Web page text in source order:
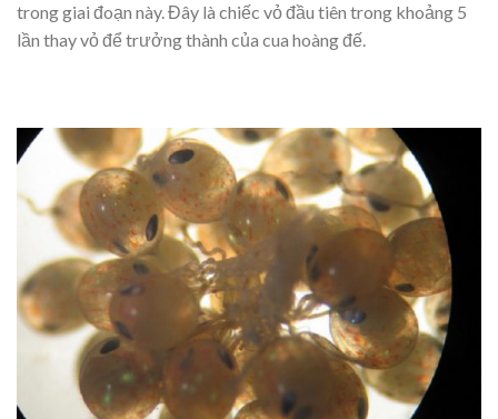
trong giai đoạn này. Đây là chiếc vỏ đầu tiên trong khoảng 5
lần thay vỏ để trưởng thành của cua hoàng đế.